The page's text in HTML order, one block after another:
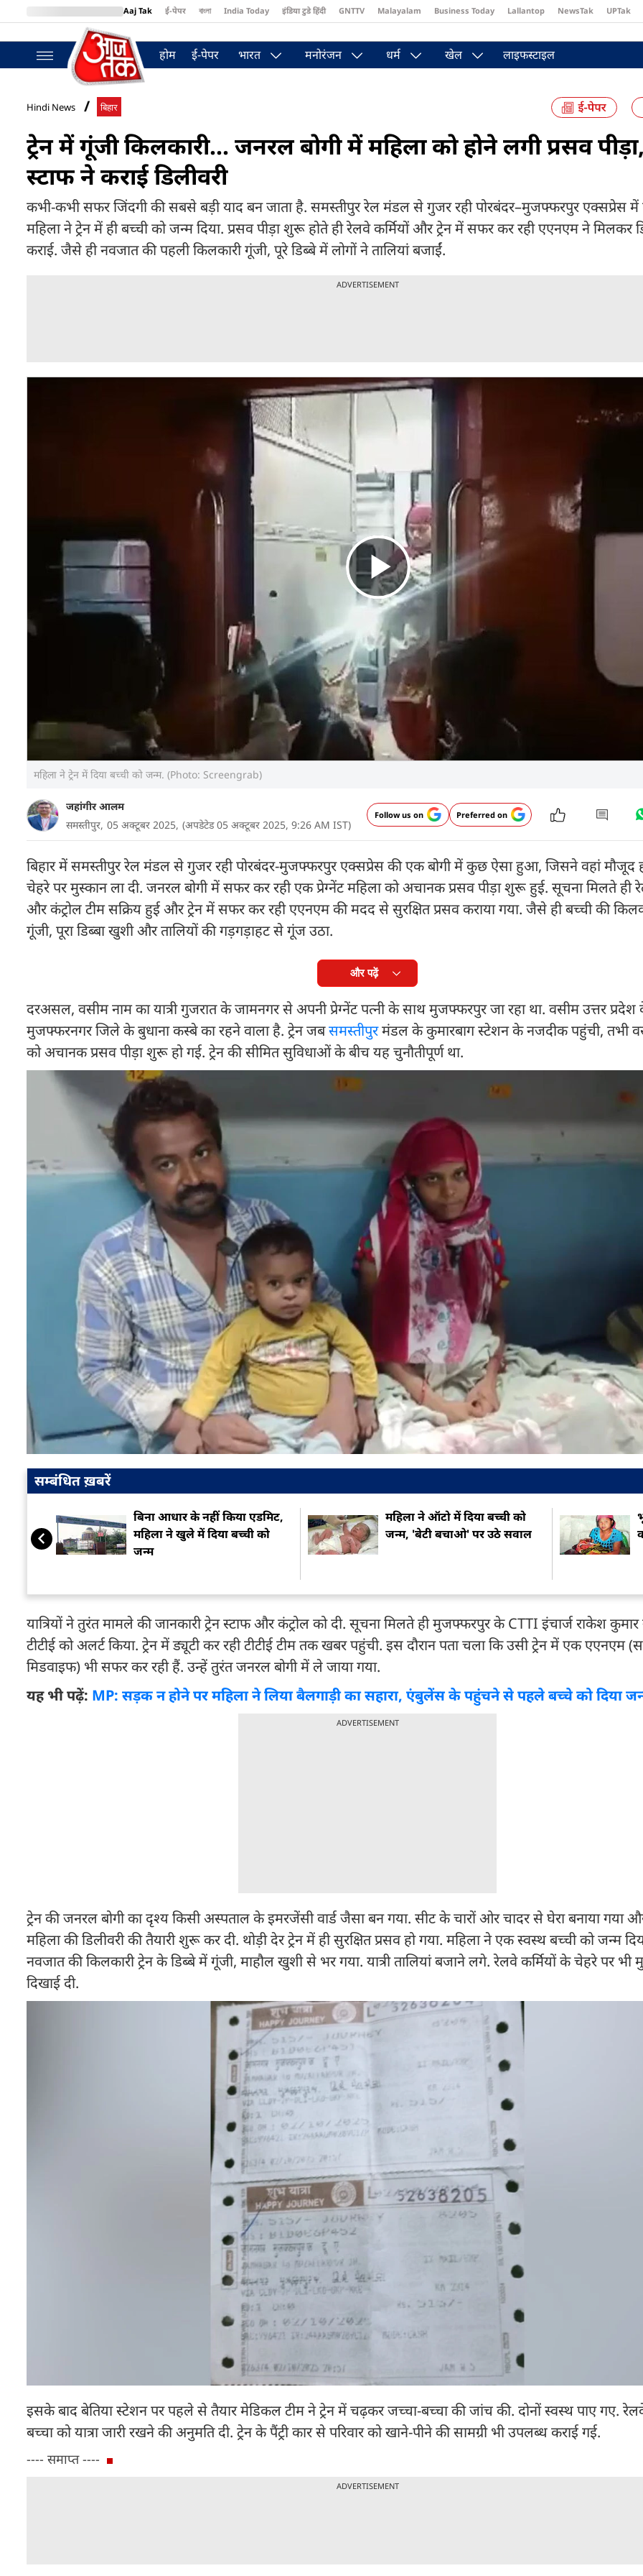
Aaj Tak ई-पेपर বাংলা India Today इंडिया टुडे हिंदी GNTTV Malayalam Business Today Lallantop NewsTak UPTak
BT Bazaar
होम ई-पेपर भारत मनोरंजन धर्म खेल लाइफस्टाइल
Hindi News बिहार
ट्रेन में गूंजी किलकारी... जनरल बोगी में महिला को होने लगी प्रसव
स्टाफ ने कराई डिलीवरी
कभी-कभी सफर जिंदगी की सबसे बड़ी याद बन जाता है. समस्तीपुर रेल मंडल से गुजर रही पोरबंदर–मुजफ्फरपुर एक्सप्रेस में
महिला ने ट्रेन में ही बच्ची को जन्म दिया. प्रसव पीड़ा शुरू होते ही रेलवे कर्मियों और ट्रेन में सफर कर रही एएनएम ने मिलकर
कराई. जैसे ही नवजात की पहली किलकारी गूंजी, पूरे डिब्बे में लोगों ने तालियां बजाईं.
ADVERTISEMENT
महिला ने ट्रेन में दिया बच्ची को जन्म. (Photo: Screengrab)
जहांगीर आलम
समस्तीपुर, 05 अक्टूबर 2025, (अपडेटेड 05 अक्टूबर 2025, 9:26 AM IST)
Follow us on Preferred on
बिहार में समस्तीपुर रेल मंडल से गुजर रही पोरबंदर-मुजफ्फरपुर एक्सप्रेस की एक बोगी में कुछ ऐसा हुआ, जिसने वहां मौजूद
चेहरे पर मुस्कान ला दी. जनरल बोगी में सफर कर रही एक प्रेग्नेंट महिला को अचानक प्रसव पीड़ा शुरू हुई. सूचना मिलते ही
और कंट्रोल टीम सक्रिय हुई और ट्रेन में सफर कर रही एएनएम की मदद से सुरक्षित प्रसव कराया गया. जैसे ही बच्ची की
गूंजी, पूरा डिब्बा खुशी और तालियों की गड़गड़ाहट से गूंज उठा.
और पढ़ें
दरअसल, वसीम नाम का यात्री गुजरात के जामनगर से अपनी प्रेग्नेंट पत्नी के साथ मुजफ्फरपुर जा रहा था. वसीम उत्तर प्रदेश
मुजफ्फरनगर जिले के बुधाना कस्बे का रहने वाला है. ट्रेन जबसमस्तीपुरमंडल के कुमारबाग स्टेशन के नजदीक पहुंची, तभी
को अचानक प्रसव पीड़ा शुरू हो गई. ट्रेन की सीमित सुविधाओं के बीच यह चुनौतीपूर्ण था.
सम्बंधित ख़बरें
बिना आधार के नहीं किया एडमिट,
महिला ने खुले में दिया बच्ची को
जन्म
महिला ने ऑटो में दिया बच्ची को
जन्म, 'बेटी बचाओ' पर उठे सवाल
यात्रियों ने तुरंत मामले की जानकारी ट्रेन स्टाफ और कंट्रोल को दी. सूचना मिलते ही मुजफ्फरपुर के CTTI इंचार्ज राकेश
टीटीई को अलर्ट किया. ट्रेन में ड्यूटी कर रही टीटीई टीम तक खबर पहुंची. इस दौरान पता चला कि उसी ट्रेन में एक एएनएम
मिडवाइफ) भी सफर कर रही हैं. उन्हें तुरंत जनरल बोगी में ले जाया गया.
यह भी पढ़ें: MP: सड़क न होने पर महिला ने लिया बैलगाड़ी का सहारा, एंबुलेंस के पहुंचने से पहले बच्चे को दिया
ADVERTISEMENT
ट्रेन की जनरल बोगी का दृश्य किसी अस्पताल के इमरजेंसी वार्ड जैसा बन गया. सीट के चारों ओर चादर से घेरा बनाया गया
महिला की डिलीवरी की तैयारी शुरू कर दी. थोड़ी देर ट्रेन में ही सुरक्षित प्रसव हो गया. महिला ने एक स्वस्थ बच्ची को जन्म
नवजात की किलकारी ट्रेन के डिब्बे में गूंजी, माहौल खुशी से भर गया. यात्री तालियां बजाने लगे. रेलवे कर्मियों के चेहरे पर भी
दिखाई दी.
इसके बाद बेतिया स्टेशन पर पहले से तैयार मेडिकल टीम ने ट्रेन में चढ़कर जच्चा-बच्चा की जांच की. दोनों स्वस्थ पाए गए.
बच्चा को यात्रा जारी रखने की अनुमति दी. ट्रेन के पैंट्री कार से परिवार को खाने-पीने की सामग्री भी उपलब्ध कराई गई.
---- समाप्त ----
ADVERTISEMENT